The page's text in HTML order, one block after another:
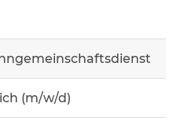
(m/w/d)